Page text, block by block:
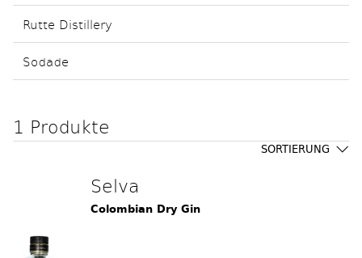
Rutte Distillery
Sodade
1 Produkte
SORTIERUNG
Selva
Colombian Dry Gin